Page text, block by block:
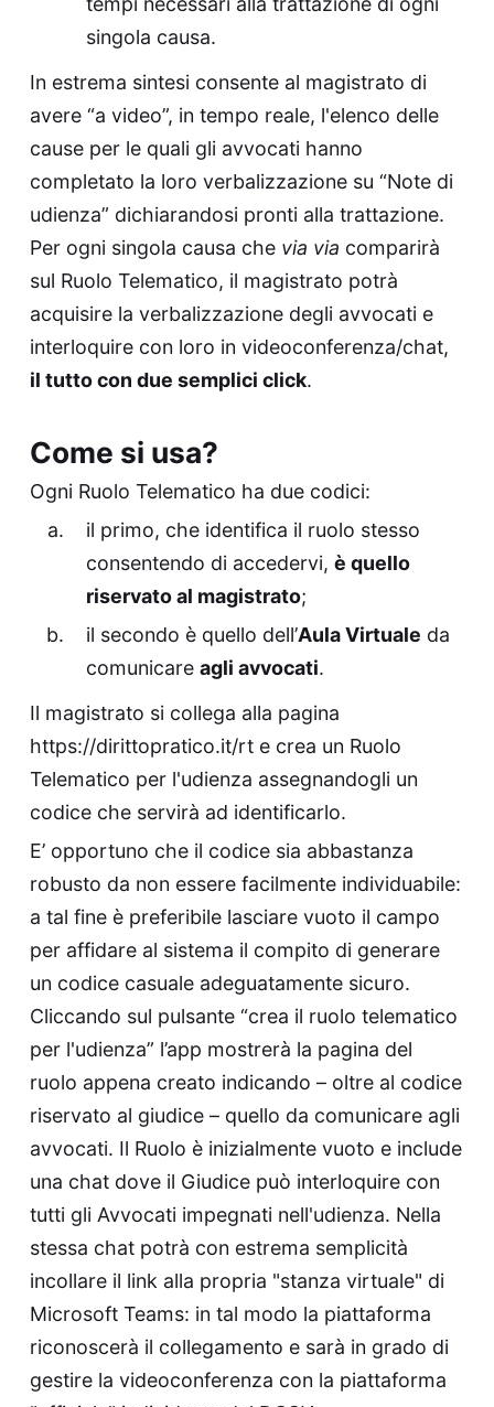
singola causa.
In estrema sintesi consente al magistrato di
avere “a video”, in tempo reale, l'elenco delle
cause per le quali gli avvocati hanno
completato la loro verbalizzazione su “Note di
udienza” dichiarandosi pronti alla trattazione.
Per ogni singola causa che via via comparirà
sul Ruolo Telematico, il magistrato potrà
acquisire la verbalizzazione degli avvocati e
interloquire con loro in videoconferenza/chat,
il tutto con due semplici click.
Come si usa?
Ogni Ruolo Telematico ha due codici:
il primo, che identifica il ruolo stesso
consentendo di accedervi, è quello
riservato al magistrato;
il secondo è quello dell’Aula Virtuale da
comunicare agli avvocati.
Il magistrato si collega alla pagina
https://dirittopratico.it/rte crea un Ruolo
Telematico per l'udienza assegnandogli un
codice che servirà ad identificarlo.
E’ opportuno che il codice sia abbastanza
robusto da non essere facilmente individuabile:
a tal fine è preferibile lasciare vuoto il campo
per affidare al sistema il compito di generare
un codice casuale adeguatamente sicuro.
Cliccando sul pulsante “crea il ruolo telematico
per l'udienza” l’app mostrerà la pagina del
ruolo appena creato indicando – oltre al codice
riservato al giudice – quello da comunicare agli
avvocati. Il Ruolo è inizialmente vuoto e include
una chat dove il Giudice può interloquire con
tutti gli Avvocati impegnati nell'udienza. Nella
stessa chat potrà con estrema semplicità
incollare il link alla propria "stanza virtuale" di
Microsoft Teams: in tal modo la piattaforma
riconoscerà il collegamento e sarà in grado di
gestire la videoconferenza con la piattaforma